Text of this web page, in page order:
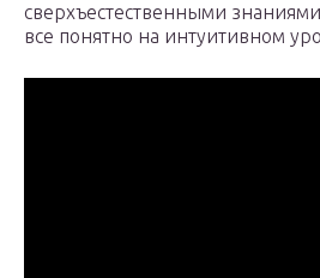
сверхъестественными
все понятно на интуитивном